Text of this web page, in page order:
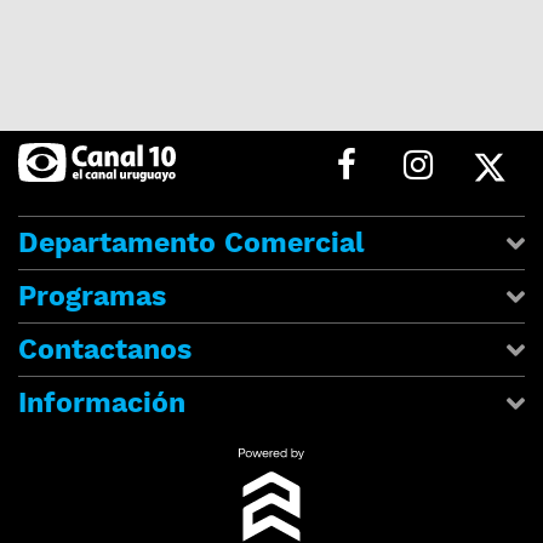
Departamento Comercial
Programas
Contactanos
Información